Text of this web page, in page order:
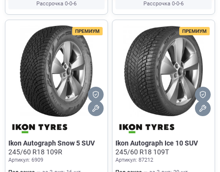
Рассрочка 0-0-6 Рассрочка 0-0-6
ПРЕМИУМ
Ikon Autograph Snow 5 SUV
245/60 R18 109R
Артикул: 6909
ПРЕМИУМ
Ikon Autograph Ice 10 SUV
245/60 R18 109T
Артикул: 87212